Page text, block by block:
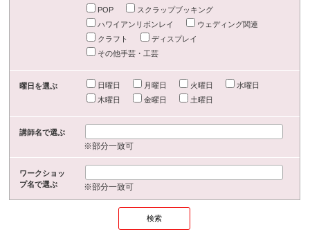
POP
スクラップブッキング
ハワイアンリボンレイ
ウェディング関連
クラフト
ディスプレイ
その他手芸・工芸
曜日を選ぶ 日曜日 月曜日 火曜日
水曜日
木曜日
金曜日 土曜日
講師名で選ぶ
※部分一致可
ワークショッ
プ名で選ぶ
※部分一致可